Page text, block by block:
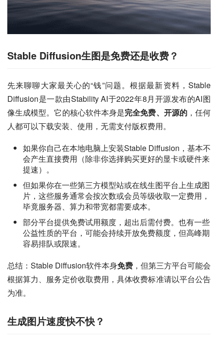
Stable Diffusion生图是免费还是收费？
先来聊聊大家最关心的“钱”问题。根据最新资料，Stable
Diffusion是一款由Stability AI于2022年8月开源发布的AI图
像生成模型。它的核心软件本身是完全免费、开源的，任何
人都可以下载安装、使用，无需支付版权费用。
如果你自己在本地电脑上安装Stable Diffusion，基本不
会产生直接费用（除非你选择购买更好的显卡或硬件来
提速）。
但如果你在一些第三方模型站或在线生图平台上生成图
片，这些服务通常会按次数或会员等级收取一定费用，
毕竟服务器、算力和带宽都需要成本。
部分平台提供免费试用额度，超出后需付费。也有一些
公益性质的平台，可能会持续开放免费额度，但高峰期
容易排队或限速。
总结：Stable Diffusion软件本身免费 ，但第三方平台可能会
根据算力、服务定价收取费用，具体收费标准请以平台公告
为准。
生成图片速度快不快？